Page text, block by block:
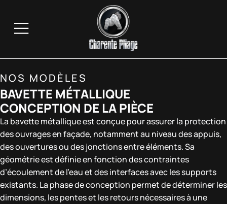
NOS MODÈLES
BAVETTE MÉTALLIQUE
CONCEPTION DE LA PIÈCE
La bavette métallique est conçue pour assurer la protection
des ouvrages en façade, notamment au niveau des appuis,
des ouvertures ou des jonctions entre éléments. Sa
géométrie est définie en fonction des contraintes
d’écoulement de l’eau et des interfaces avec les supports
existants. La phase de conception permet de déterminer les
dimensions, les pentes et les retours nécessaires à une